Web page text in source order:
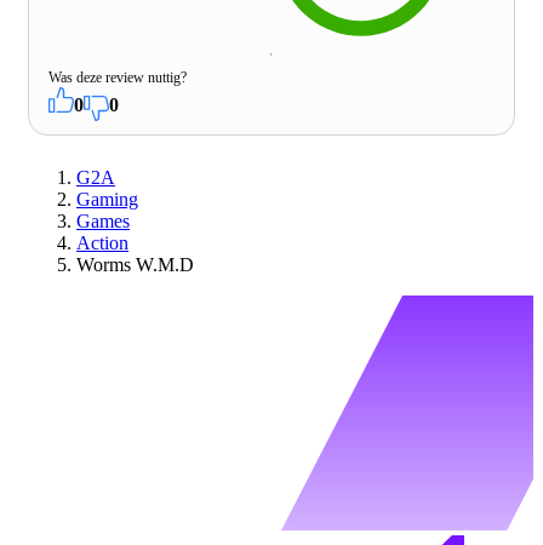
Was deze review nuttig?
0 0
G2A
Gaming
Games
Action
Worms W.M.D